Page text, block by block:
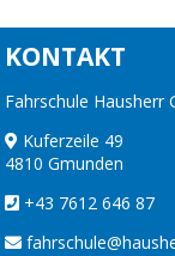
KONTAKT
Fahrschule Hausherr
Kuferzeile 49
4810 Gmunden
+43 7612 646 87